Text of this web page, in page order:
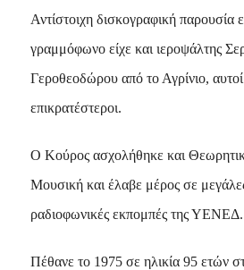
Αντίστοιχη δισκογραφική παρουσία
γραμμόφωνο είχε και ιεροψάλτης
Γεροθεοδώρου από το Αγρίνιο, αυτοί
επικρατέστεροι.
Ο Κούρος ασχολήθηκε και
Μουσική και έλαβε μέρος σε
ραδιοφωνικές εκπομπές της ΥΕΝΕΔ.
Πέθανε το 1975 σε ηλικία 95 ετών